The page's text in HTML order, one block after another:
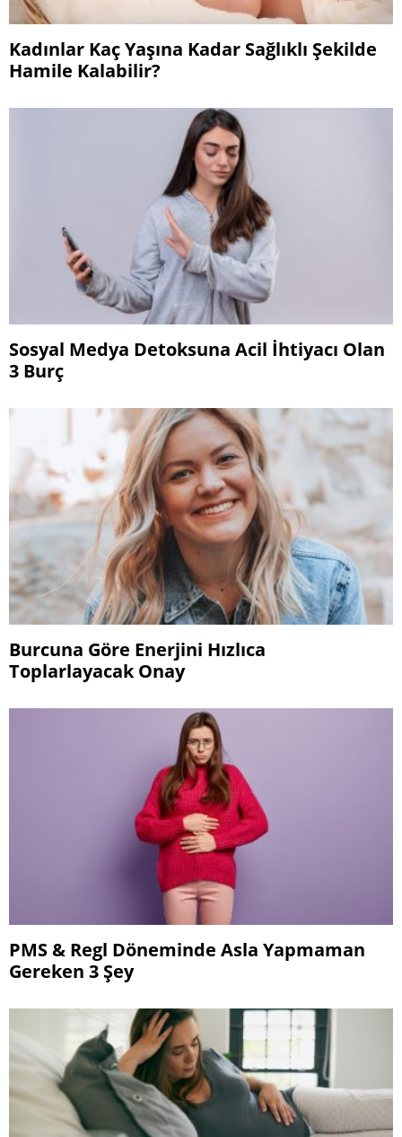
Kadınlar Kaç Yaşına Kadar Sağlıklı Şekilde
Hamile Kalabilir?
Sosyal Medya Detoksuna Acil İhtiyacı Olan
3 Burç
Burcuna Göre Enerjini Hızlıca
Toplarlayacak Onay
PMS & Regl Döneminde Asla Yapmaman
Gereken 3 Şey